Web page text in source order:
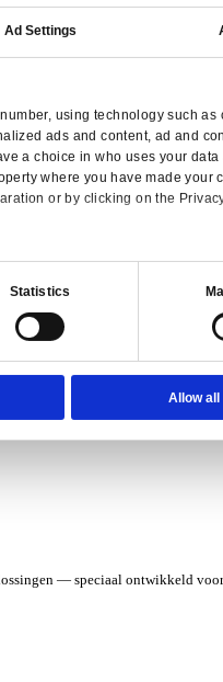
verkoop en service.
contract, asset en aanvraag.
in topvorm houden.